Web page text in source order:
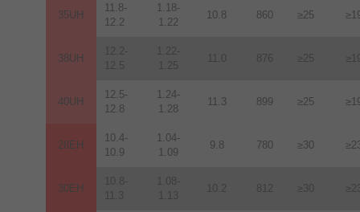
35UH
11.8-
12.2
1.18-
1.22
10.8 860 ≥25
38UH
12.2-
12.5
1.22-
1.25
11.0 876 ≥25
40UH
12.5-
12.8
1.24-
1.28
11.3 899 ≥25
28EH
10.4-
10.9
1.04-
1.09
9.8 780 ≥30
30EH
10.8-
11.3
1.08-
1.13
10.2 812 ≥30